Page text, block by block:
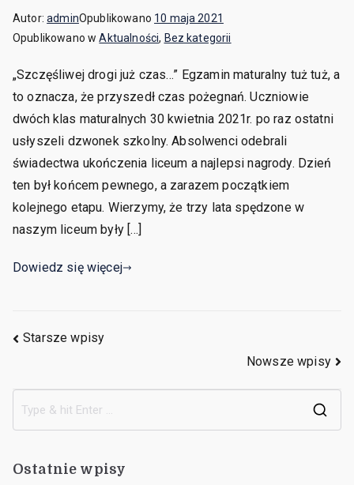
Autor:adminOpublikowano 10 maja 2021
Opublikowano wAktualności, Bez kategorii
„Szczęśliwej drogi już czas…” Egzamin maturalny tuż tuż, a
to oznacza, że przyszedł czas pożegnań. Uczniowie
dwóch klas maturalnych 30 kwietnia 2021r. po raz ostatni
usłyszeli dzwonek szkolny. Absolwenci odebrali
świadectwa ukończenia liceum a najlepsi nagrody. Dzień
ten był końcem pewnego, a zarazem początkiem
kolejnego etapu. Wierzymy, że trzy lata spędzone w
naszym liceum były […]
Dowiedz się więcej
Starsze wpisy
Nowsze wpisy
Ostatnie wpisy